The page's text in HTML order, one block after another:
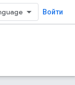
Войти